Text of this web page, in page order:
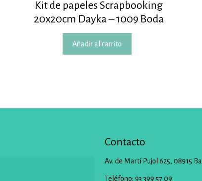
Kit de papeles Scrapbooking
20x20cm Dayka – 1009 Boda
Añadir al carrito
Contacto
Av. de Martí Pujol 625, 08915
Teléfono: 93 399 57 09